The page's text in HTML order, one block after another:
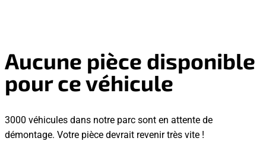
Aucune pièce disponible
pour ce véhicule
3000 véhicules dans notre parc sont en attente de
démontage. Votre pièce devrait revenir très vite !